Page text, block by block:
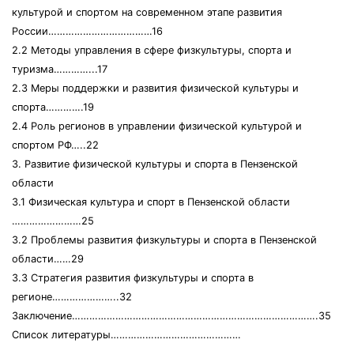
культурой и спортом на современном этапе развития
России………………………………16
2.2 Методы управления в сфере физкультуры, спорта и
туризма…………...17
2.3 Меры поддержки и развития физической культуры и
спорта………….19
2.4 Роль регионов в управлении физической культурой и
спортом РФ…..22
3. Развитие физической культуры и спорта в Пензенской
области
3.1 Физическая культура и спорт в Пензенской области
……………………25
3.2 Проблемы развития физкультуры и спорта в Пензенской
области……29
3.3 Стратегия развития физкультуры и спорта в
регионе…………………..32
Заключение………………………………………………………………………….35
Список литературы………………………………………